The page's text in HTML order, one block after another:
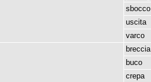
sbocco
uscita
varco
breccia
buco
crepa